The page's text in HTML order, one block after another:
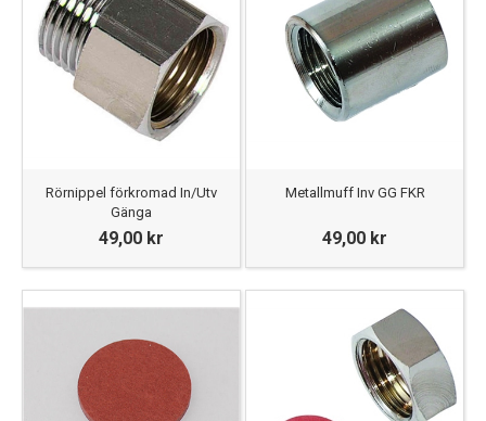
Rörnippel förkromad In/Utv
Gänga
49,00 kr
Metallmuff Inv GG FKR
49,00 kr